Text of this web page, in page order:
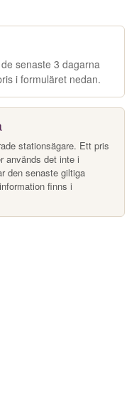
senaste 3 dagarna
i formuläret nedan.
stationsägare. Ett pris
används det inte i
den senaste giltiga
finns i